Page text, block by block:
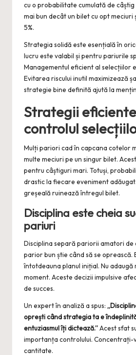
cu o probabilitate cumulată de
mai bun decât un bilet cu opt
5%.
Strategia solidă este esențială în
lucru este valabil și pentru pariurile
Managementul eficient al selecțiilor
Evitarea riscului inutil maximizează
strategie bine definită ajută la
Strategii
controlul
Mulți pariori cad în capcana cotelor
multe meciuri pe un singur bilet.
pentru câștiguri mari. Totuși,
drastic la fiecare eveniment
greșeală ruinează întregul bilet.
Disciplina este cheia
pariuri
Disciplina separă pariorii amatori de
parior bun știe când să se oprească.
întotdeauna planul inițial. Nu adaugă
moment. Aceste decizii impulsive
de succes.
Un expert în analiză a spus:
oprești când strategia ta e
entuziasmul îți dictează.”Acest sfat
importanța controlului. Concentrați-
cantitate.